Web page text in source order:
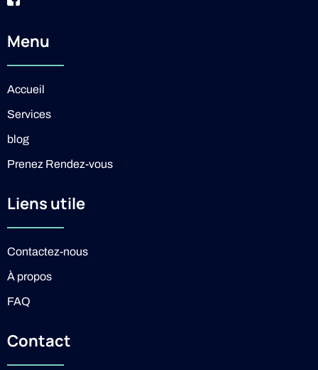
Menu
Accueil
Services
blog
Prenez Rendez-vous
Liens utile
Contactez-nous
À propos
FAQ
Contact